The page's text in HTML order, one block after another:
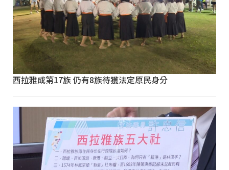
西拉雅成第17族 仍有8族待獲法定原民身分